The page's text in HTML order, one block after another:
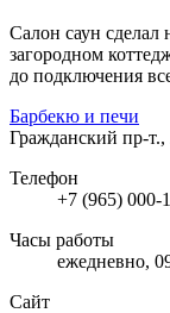
Салон саун
загородном
до подключения
Барбекю и печи
Граждaнский пр-т.,
Телефон
+7 (965) 000-
Часы работы
ежедневно,
Сайт